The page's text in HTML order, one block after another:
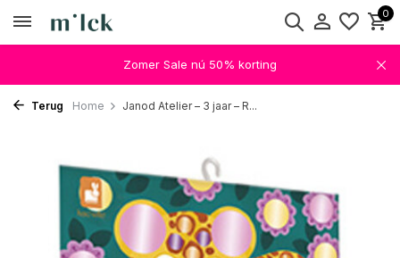
0
Zomer Sale nú 50% korting
Terug Home Janod Atelier – 3 jaar – R...